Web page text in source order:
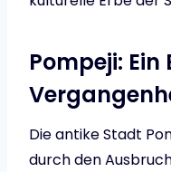
Pompeji:
Die antike Stadt
durch den